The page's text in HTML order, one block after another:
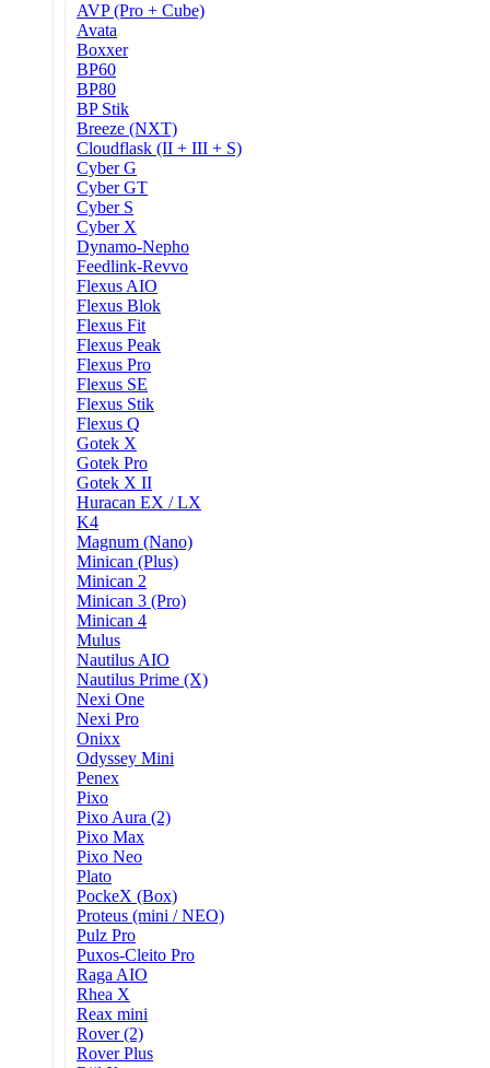
AVP (Pro + Cube)
Avata
Boxxer
BP60
BP80
BP Stik
Breeze (NXT)
Cloudflask (II + III + S)
Cyber G
Cyber GT
Cyber S
Cyber X
Dynamo-Nepho
Feedlink-Revvo
Flexus AIO
Flexus Blok
Flexus Fit
Flexus Peak
Flexus Pro
Flexus SE
Flexus Stik
Flexus Q
Gotek X
Gotek Pro
Gotek X II
Huracan EX / LX
K4
Magnum (Nano)
Minican (Plus)
Minican 2
Minican 3 (Pro)
Minican 4
Mulus
Nautilus AIO
Nautilus Prime (X)
Nexi One
Nexi Pro
Onixx
Odyssey Mini
Penex
Pixo
Pixo Aura (2)
Pixo Max
Pixo Neo
Plato
PockeX (Box)
Proteus (mini / NEO)
Pulz Pro
Puxos-Cleito Pro
Raga AIO
Rhea X
Reax mini
Rover (2)
Rover Plus